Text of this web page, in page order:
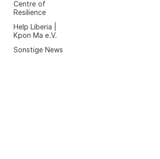
Centre of
Resilience
Help Liberia |
Kpon Ma e.V.
Sonstige News